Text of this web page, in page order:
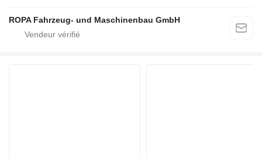
ROPA Fahrzeug- und Maschinenbau GmbH